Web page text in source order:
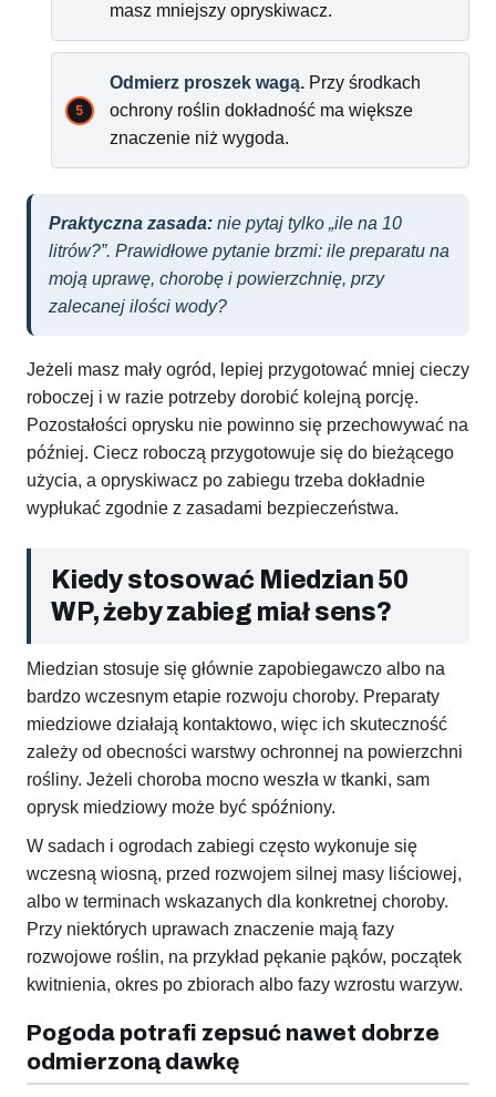
masz mniejszy opryskiwacz.
Odmierz proszek wagą. Przy środkach
ochrony roślin dokładność ma większe
znaczenie niż wygoda.
Praktyczna zasada: nie pytaj tylko „ile na 10
litrów?”. Prawidłowe pytanie brzmi: ile preparatu na
moją uprawę, chorobę i powierzchnię, przy
zalecanej ilości wody?
Jeżeli masz mały ogród, lepiej przygotować mniej cieczy
roboczej i w razie potrzeby dorobić kolejną porcję.
Pozostałości oprysku nie powinno się przechowywać na
później. Ciecz roboczą przygotowuje się do bieżącego
użycia, a opryskiwacz po zabiegu trzeba dokładnie
wypłukać zgodnie z zasadami bezpieczeństwa.
Kiedy stosować Miedzian 50
WP, żeby zabieg miał sens?
Miedzian stosuje się głównie zapobiegawczo albo na
bardzo wczesnym etapie rozwoju choroby. Preparaty
miedziowe działają kontaktowo, więc ich skuteczność
zależy od obecności warstwy ochronnej na powierzchni
rośliny. Jeżeli choroba mocno weszła w tkanki, sam
oprysk miedziowy może być spóźniony.
W sadach i ogrodach zabiegi często wykonuje się
wczesną wiosną, przed rozwojem silnej masy liściowej,
albo w terminach wskazanych dla konkretnej choroby.
Przy niektórych uprawach znaczenie mają fazy
rozwojowe roślin, na przykład pękanie pąków, początek
kwitnienia, okres po zbiorach albo fazy wzrostu warzyw.
Pogoda potrafi zepsuć nawet dobrze
odmierzoną dawkę